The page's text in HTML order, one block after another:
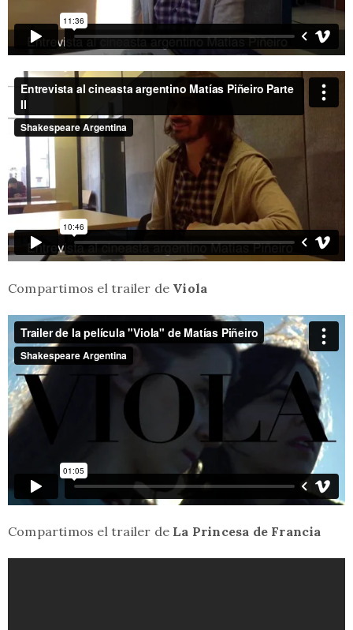
Compartimos el trailer de Viola
Compartimos el trailer de La Princesa de Francia